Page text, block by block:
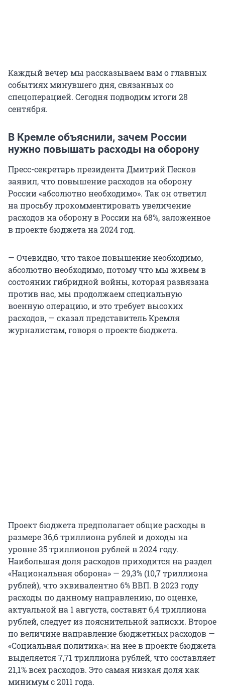
Каждый вечер мы рассказываем вам о главных
событиях минувшего дня, связанных со
спецоперацией. Сегодня подводим итоги 28
сентября.
В Кремле объяснили, зачем России
нужно повышать расходы на оборону
Пресс-секретарь президента Дмитрий Песков
заявил, что повышение расходов на оборону
России «абсолютно необходимо». Так он ответил
на просьбу прокомментировать увеличение
расходов на оборону в России на 68%, заложенное
в проекте бюджета на 2024 год.
— Очевидно, что такое повышение необходимо,
абсолютно необходимо, потому что мы живем в
состоянии гибридной войны, которая развязана
против нас, мы продолжаем специальную
военную операцию, и это требует высоких
расходов, — сказал представитель Кремля
журналистам, говоря о проекте бюджета.
Проект бюджета предполагает общие расходы в
размере 36,6 триллиона рублей и доходы на
уровне 35 триллионов рублей в 2024 году.
Наибольшая доля расходов приходится на раздел
«Национальная оборона» — 29,3% (10,7 триллиона
рублей), что эквивалентно 6% ВВП. В 2023 году
расходы по данному направлению, по оценке,
актуальной на 1 августа, составят 6,4 триллиона
рублей, следует из пояснительной записки. Второе
по величине направление бюджетных расходов —
«Социальная политика»: на нее в проекте бюджета
выделяется 7,71 триллиона рублей, что составляет
21,1% всех расходов. Это самая низкая доля как
минимум с 2011 года.